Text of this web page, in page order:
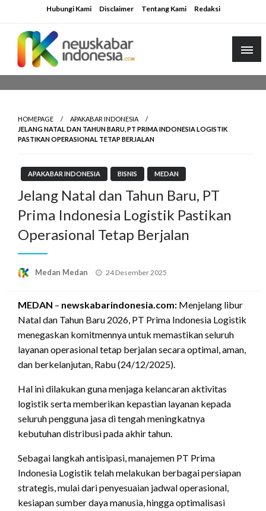
to
content
Hubungi Kami Disclaimer Tentang Kami Redaksi
HOMEPAGE
APAKABAR INDONESIA
JELANG NATAL DAN TAHUN BARU, PT PRIMA INDONESIA LOGISTIK
PASTIKAN OPERASIONAL TETAP BERJALAN
APAKABAR INDONESIA BISNIS MEDAN
Jelang Natal dan Tahun Baru, PT
Prima Indonesia Logistik Pastikan
Operasional Tetap Berjalan
Medan Medan
Posted
24 Desember 2025
MEDAN – newskabarindonesia.com: Menjelang libur
Natal dan Tahun Baru 2026, PT Prima Indonesia Logistik
menegaskan komitmennya untuk memastikan seluruh
layanan operasional tetap berjalan secara optimal, aman,
dan berkelanjutan, Rabu (24/12/2025).
Hal ini dilakukan guna menjaga kelancaran aktivitas
logistik serta memberikan kepastian layanan kepada
seluruh pengguna jasa di tengah meningkatnya
kebutuhan distribusi pada akhir tahun.
Sebagai langkah antisipasi, manajemen PT Prima
Indonesia Logistik telah melakukan berbagai persiapan
strategis, mulai dari penyesuaian jadwal operasional,
kesiapan sumber daya manusia, hingga optimalisasi